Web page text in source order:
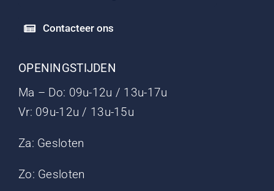
Contacteer ons
OPENINGSTIJDEN
Ma – Do: 09u-12u / 13u-17u
Vr: 09u-12u / 13u-15u
Za: Gesloten
Zo: Gesloten